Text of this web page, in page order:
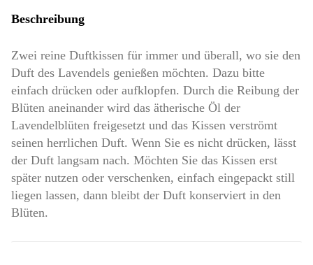
Beschreibung
Zwei reine Duftkissen für immer und überall, wo sie den
Duft des Lavendels genießen möchten. Dazu bitte
einfach drücken oder aufklopfen. Durch die Reibung der
Blüten aneinander wird das ätherische Öl der
Lavendelblüten freigesetzt und das Kissen verströmt
seinen herrlichen Duft. Wenn Sie es nicht drücken, lässt
der Duft langsam nach. Möchten Sie das Kissen erst
später nutzen oder verschenken, einfach eingepackt still
liegen lassen, dann bleibt der Duft konserviert in den
Blüten.